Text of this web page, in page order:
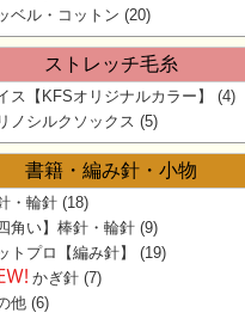
ベル・コットン (20)
ストレッチ毛糸
ス【KFSオリジナルカラー】
(4)
ノシルクソックス (5)
書籍・編み針・小物
・輪針 (18)
四角い】棒針・輪針 (9)
トプロ【編み針】
(19)
かぎ針 (7)
他 (6)